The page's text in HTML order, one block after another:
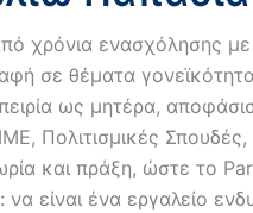
χρόνια ενασχόλησης
σε θέματα
ως μητέρα,
Πολιτισμικές Σπουδές,
και πράξη, ώστε το
είναι ένα εργαλείο